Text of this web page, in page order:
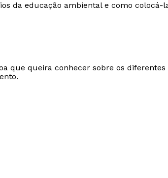
da educação ambiental e como colocá-
que queira conhecer sobre os diferentes